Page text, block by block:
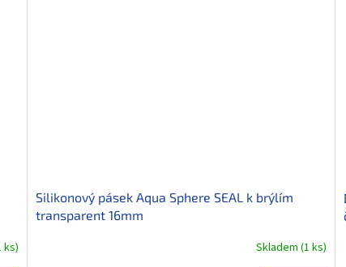
ks)
Silikonový pásek Aqua Sphere SEAL k brýlím
transparent 16mm
Skladem (1 ks)